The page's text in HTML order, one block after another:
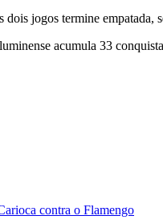
dois jogos termine empatada,
acumula 33
contra o Flamengo